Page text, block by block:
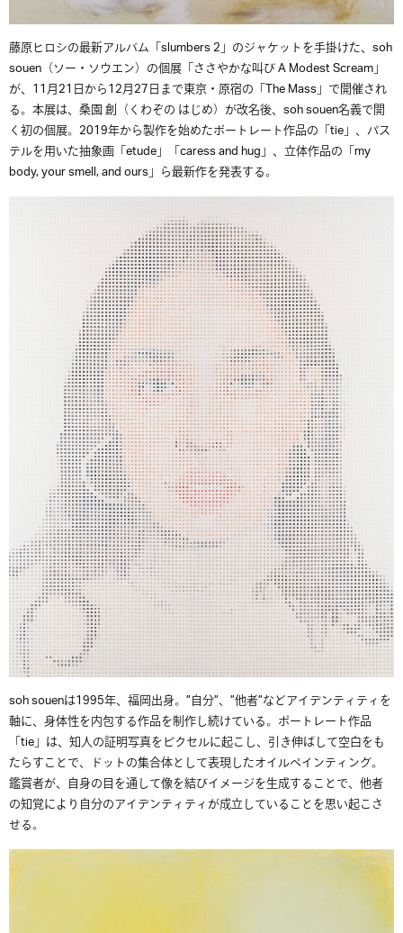
藤原ヒロシの最新アルバム「slumbers 2」のジャケットを手掛けた、soh
souen（ソー・ソウエン）の個展「ささやかな叫び A Modest Scream」
が、11月21日から12月27日まで東京・原宿の「The Mass」で開催され
る。本展は、桑園 創（くわぞの はじめ）が改名後、soh souen名義で開
く初の個展。2019年から製作を始めたポートレート作品の「tie」、パス
テルを用いた抽象画「etude」「caress and hug」、立体作品の「my
body, your smell, and ours」ら最新作を発表する。
soh souenは1995年、福岡出身。”自分”、”他者”などアイデンティティを
軸に、身体性を内包する作品を制作し続けている。ポートレート作品
「tie」は、知人の証明写真をピクセルに起こし、引き伸ばして空白をも
たらすことで、ドットの集合体として表現したオイルペインティング。
鑑賞者が、自身の目を通して像を結びイメージを生成することで、他者
の知覚により自分のアイデンティティが成立していることを思い起こさ
せる。